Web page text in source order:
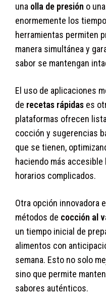
una olla de presión o una
enormemente los
herramientas permiten
manera simultánea y
sabor se mantengan
El uso de aplicaciones
de recetas rápidas es
plataformas ofrecen
cocción y sugerencias
que se tienen,
haciendo más
horarios complicados.
Otra opción innovadora
métodos de cocción al
un tiempo inicial de
alimentos con
semana. Esto no solo
sino que permite
sabores auténticos.